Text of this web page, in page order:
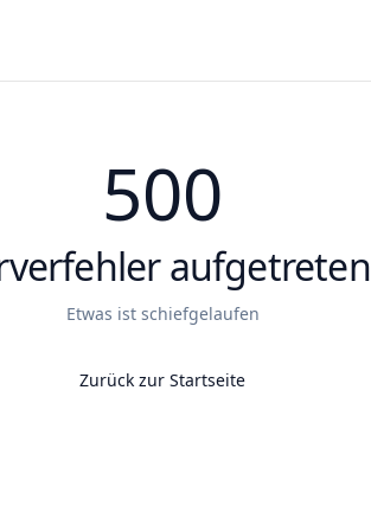
500
aufgetreten
Etwas ist schiefgelaufen
Zurück zur Startseite